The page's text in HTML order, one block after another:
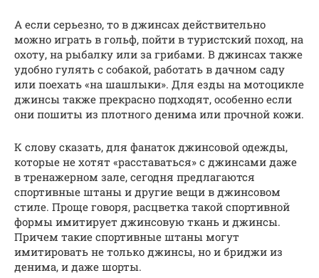
А если серьезно, то в джинсах действительно
можно играть в гольф, пойти в туристский поход, на
охоту, на рыбалку или за грибами. В джинсах также
удобно гулять с собакой, работать в дачном саду
или поехать «на шашлыки». Для езды на мотоцикле
джинсы также прекрасно подходят, особенно если
они пошиты из плотного денима или прочной кожи.
К слову сказать, для фанаток джинсовой одежды,
которые не хотят «расставаться» с джинсами даже
в тренажерном зале, сегодня предлагаются
спортивные штаны и другие вещи в джинсовом
стиле. Проще говоря, расцветка такой спортивной
формы имитирует джинсовую ткань и джинсы.
Причем такие спортивные штаны могут
имитировать не только джинсы, но и бриджи из
денима, и даже шорты.